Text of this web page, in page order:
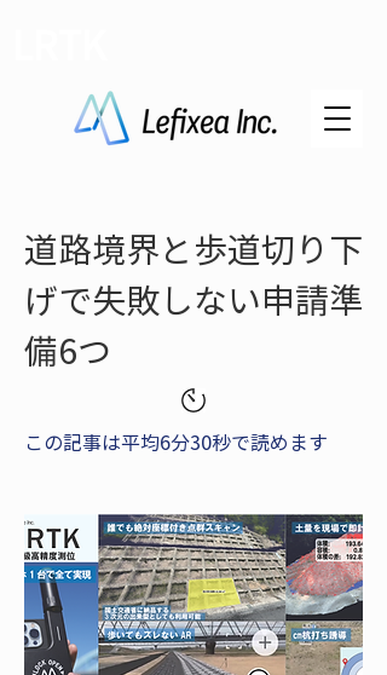
道路境界と歩道切り下
げで失敗しない申請準
備6つ
この記事は平均6分30秒で読めます